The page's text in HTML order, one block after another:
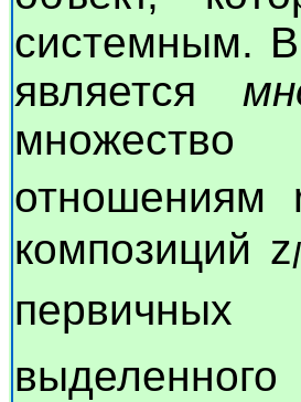
системным. В
является
отношениям
композиций zl